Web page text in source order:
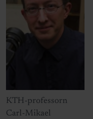
KTH-professorn
Carl-Mikael